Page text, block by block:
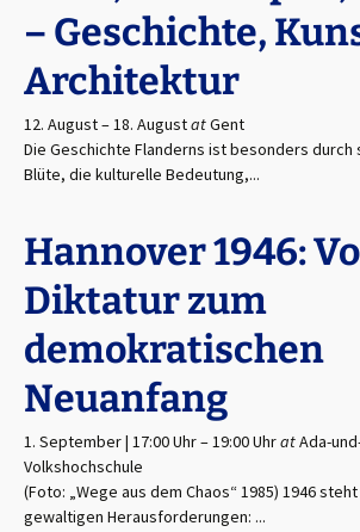
– Geschichte,
Architektur
12. August–18. AugustatGent
Die Geschichte Flanderns ist besonders
Blüte, die kulturelle Bedeutung,...
Hannover 1946:
Diktatur zum
demokratischen
Neuanfang
1. September | 17:00 Uhr–19:00 UhratAda-
Volkshochschule
(Foto: „Wege aus dem Chaos“ 1985) 1946
gewaltigen Herausforderungen: ...